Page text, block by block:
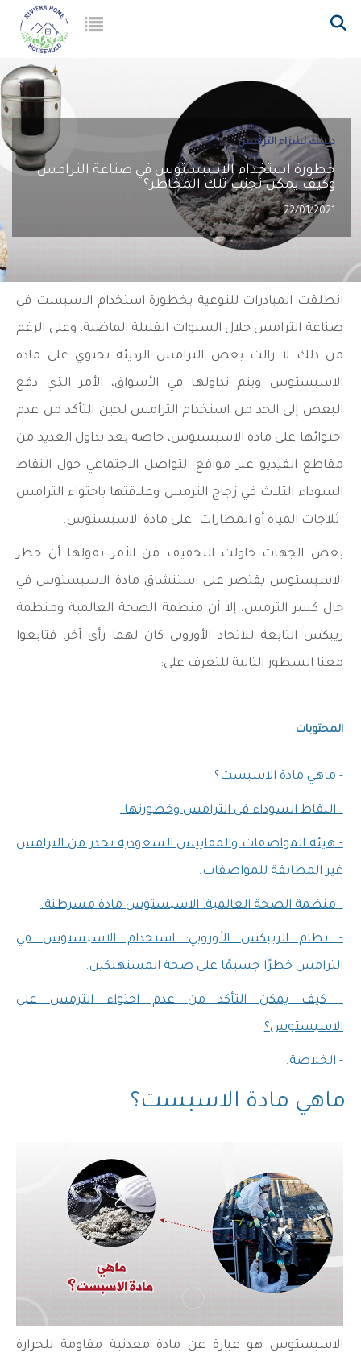
دليلك لشراء الترامس
خطورة استخدام الاسبستوس في صناعة الترامس
وكيف يمكن تجنب تلك المخاطر؟
22/01/2021
انطلقت المبادرات للتوعية بخطورة استخدام الاسبست في
صناعة الترامس خلال السنوات القليلة الماضية، وعلى الرغم
من ذلك لا زالت بعض الترامس الرديئة تحتوي على مادة
الاسبستوس ويتم تداولها في الأسواق، الأمر الذي دفع
البعض إلى الحد من استخدام الترامس لحين التأكد من عدم
احتوائها على مادة الاسبستوس، خاصة بعد تداول العديد من
مقاطع الفيديو عبر مواقع التواصل الاجتماعي حول النقاط
السوداء الثلاث في زجاج الترمس وعلاقتها باحتواء الترامس
-ثلاجات المياه أو المطارات- على مادة الاسبستوس.
بعض الجهات حاولت التخفيف من الأمر بقولها أن خطر
الاسبستوس يقتصر على استنشاق مادة الاسبستوس في
حال كسر الترمس، إلا أن منظمة الصحة العالمية ومنظمة
ريبكس التابعة للاتحاد الأوروبي كان لهما رأي آخر، فتابعوا
معنا السطور التالية للتعرف على:
المحتويات
- ماهي مادة الاسبست؟
- النقاط السوداء في الترامس وخطورتها.
- هيئة المواصفات والمقاييس السعودية تحذر من الترامس
غير المطابقة للمواصفات.
- منظمة الصحة العالمية: الاسبستوس مادة مسرطنة.
- نظام الريبكس الأوروبي: استخدام الاسبستوس في
الترامس خطرًا جسيمًا على صحة المستهلكين.
- كيف يمكن التأكد من عدم احتواء الترمس على
الاسبستوس؟
- الخلاصة.
ماهي مادة الاسبست؟
الاسبستوس هو عبارة عن مادة معدنية مقاومة للحرارة